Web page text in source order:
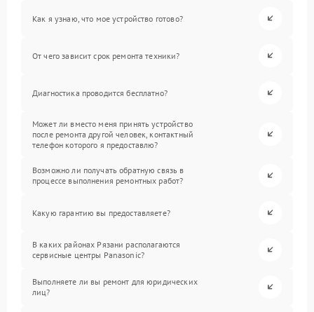
Как я узнаю, что мое устройство готово?
От чего зависит срок ремонта техники?
Диагностика проводится бесплатно?
Может ли вместо меня принять устройство
после ремонта другой человек, контактный
телефон которого я предоставлю?
Возможно ли получать обратную связь в
процессе выполнения ремонтных работ?
Какую гарантию вы предоставляете?
В каких районах Рязани располагаются
сервисные центры Panasonic?
Выполняете ли вы ремонт для юридических
лиц?